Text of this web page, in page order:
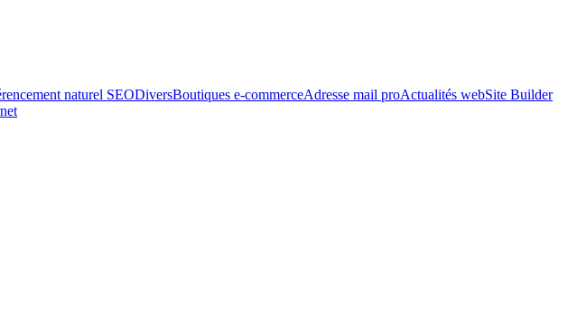
naturel SEODiversBoutiques e-commerceAdresse mail proActualités webSite Builder